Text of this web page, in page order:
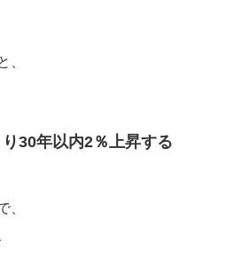
、
30年以内2％上昇する
、